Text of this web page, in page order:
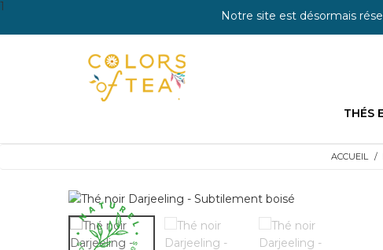
1
Notre site est désormais
THÉS
ACCUEIL